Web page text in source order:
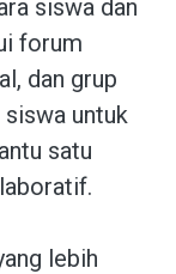
siswa dan
forum
dan grup
untuk
satu
lebih